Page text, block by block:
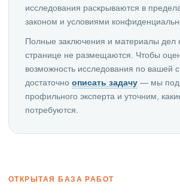
исследования раскрываются в
законом и условиями
Полные заключения и материалы дел
странице не размещаются. Чтобы
возможность исследования по вашей
достаточно описать задачу — мы
профильного эксперта и уточним,
потребуются.
ОТКРЫТАЯ БАЗА РАБОТ